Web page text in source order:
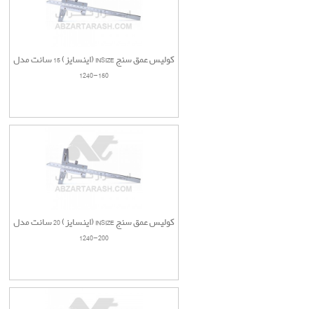
کولیس عمق سنج INSIZE (اینسایز) 15 سانت مدل
150-1240
کولیس عمق سنج INSIZE (اینسایز) 20 سانت مدل
200-1240